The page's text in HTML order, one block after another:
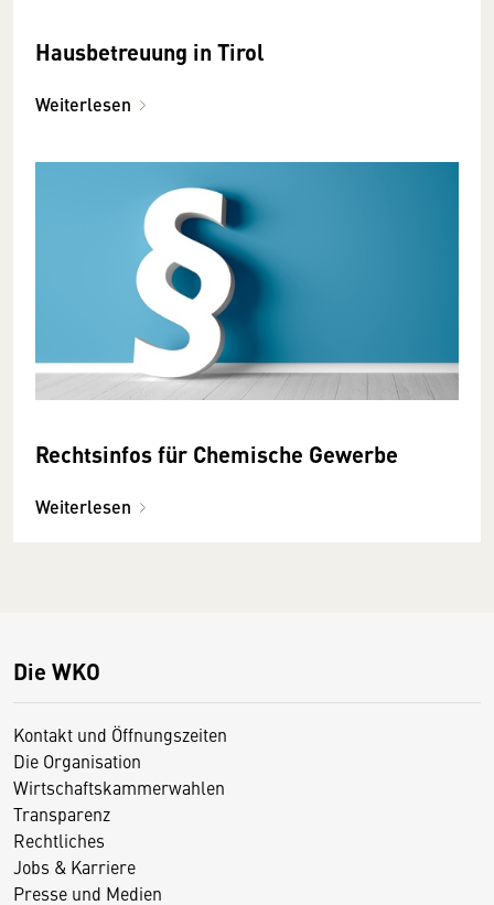
Hausbetreuung in Tirol
Weiterlesen
Rechtsinfos für Chemische Gewerbe
Weiterlesen
Die WKO
Kontakt und Öffnungszeiten
Die Organisation
Wirtschaftskammerwahlen
Transparenz
Rechtliches
Jobs & Karriere
Presse und Medien